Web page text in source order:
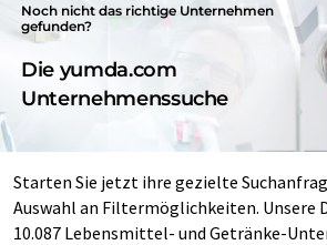
Noch nicht das richtige Unternehmen
gefunden?
Die yumda.com
Unternehmenssuche
Starten Sie jetzt ihre gezielte
Auswahl an Filtermöglichkeiten. Unsere
10.087 Lebensmittel- und Getränke-